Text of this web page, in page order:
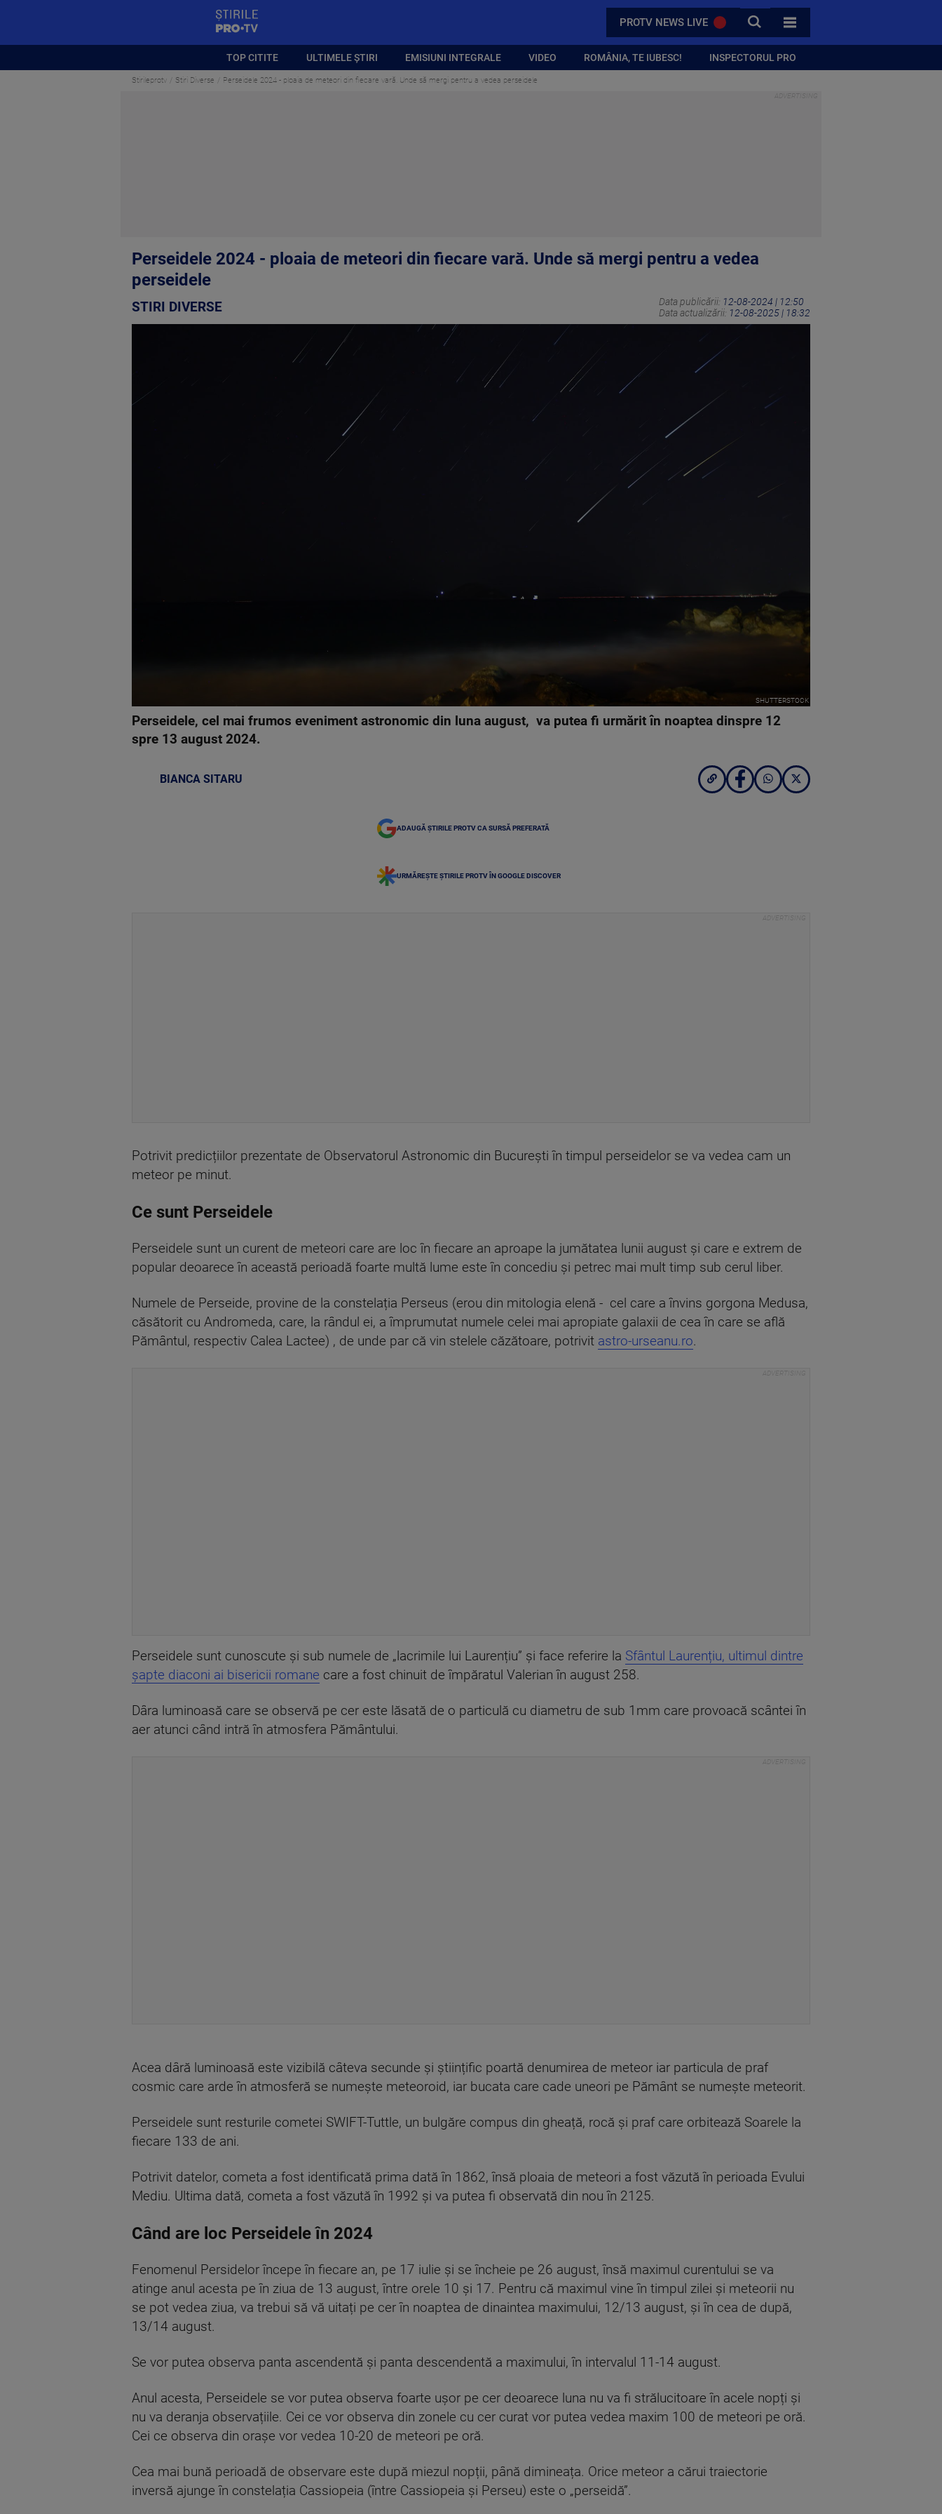
PROTV NEWS LIVE CAUTA
TOATE CATEGORIILE
TOP CITITE ULTIMELE ȘTIRI EMISIUNI INTEGRALE VIDEO ROMÂNIA, TE IUBESC! INSPECTORUL PRO
Stirileprotv Stiri Diverse Perseidele 2024 - ploaia de meteori din fiecare vară. Unde să mergi pentru a vedea perseidele
Perseidele 2024 - ploaia de meteori din fiecare vară. Unde să mergi pentru a vedea
perseidele
STIRI DIVERSE Data publicării: 12-08-2024 | 12:50
Data actualizării: 12-08-2025 | 18:32
SHUTTERSTOCK
Perseidele, cel mai frumos eveniment astronomic din luna august, va putea fi urmărit în noaptea dinspre 12
spre 13 august 2024.
BIANCA SITARU
ADAUGĂ ȘTIRILE PROTV CA SURSĂ PREFERATĂ
URMĂREȘTE ȘTIRILE PROTV ÎN GOOGLE DISCOVER
Potrivit predicțiilor prezentate de Observatorul Astronomic din București în timpul perseidelor se va vedea cam un
meteor pe minut.
Ce sunt Perseidele
Perseidele sunt un curent de meteori care are loc în fiecare an aproape la jumătatea lunii august și care e extrem de
popular deoarece în această perioadă foarte multă lume este în concediu și petrec mai mult timp sub cerul liber.
Numele de Perseide, provine de la constelația Perseus (erou din mitologia elenă - cel care a învins gorgona Medusa,
căsătorit cu Andromeda, care, la rândul ei, a împrumutat numele celei mai apropiate galaxii de cea în care se află
Pământul, respectiv Calea Lactee) , de unde par că vin stelele căzătoare, potrivit astro-urseanu.ro.
Perseidele sunt cunoscute și sub numele de „lacrimile lui Laurențiu” și face referire la Sfântul Laurențiu, ultimul dintre
șapte diaconi ai bisericii romane care a fost chinuit de împăratul Valerian în august 258.
Dâra luminoasă care se observă pe cer este lăsată de o particulă cu diametru de sub 1mm care provoacă scântei în
aer atunci când intră în atmosfera Pământului.
Acea dâră luminoasă este vizibilă câteva secunde și științific poartă denumirea de meteor iar particula de praf
cosmic care arde în atmosferă se numește meteoroid, iar bucata care cade uneori pe Pământ se numește meteorit.
Perseidele sunt resturile cometei SWIFT-Tuttle, un bulgăre compus din gheață, rocă și praf care orbitează Soarele la
fiecare 133 de ani.
Potrivit datelor, cometa a fost identificată prima dată în 1862, însă ploaia de meteori a fost văzută în perioada Evului
Mediu. Ultima dată, cometa a fost văzută în 1992 și va putea fi observată din nou în 2125.
Când are loc Perseidele în 2024
Fenomenul Persidelor începe în fiecare an, pe 17 iulie și se încheie pe 26 august, însă maximul curentului se va
atinge anul acesta pe în ziua de 13 august, între orele 10 și 17. Pentru că maximul vine în timpul zilei și meteorii nu
se pot vedea ziua, va trebui să vă uitați pe cer în noaptea de dinaintea maximului, 12/13 august, și în cea de după,
13/14 august.
Se vor putea observa panta ascendentă și panta descendentă a maximului, în intervalul 11-14 august.
Anul acesta, Perseidele se vor putea observa foarte ușor pe cer deoarece luna nu va fi strălucitoare în acele nopți și
nu va deranja observațiile. Cei ce vor observa din zonele cu cer curat vor putea vedea maxim 100 de meteori pe oră.
Cei ce observa din orașe vor vedea 10-20 de meteori pe oră.
Cea mai bună perioadă de observare este după miezul nopții, până dimineața. Orice meteor a cărui traiectorie
inversă ajunge în constelația Cassiopeia (între Cassiopeia și Perseu) este o „perseidă”.